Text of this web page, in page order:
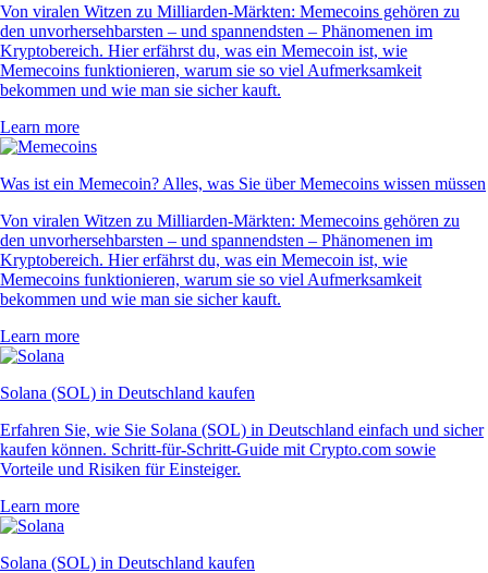
Von viralen Witzen zu Milliarden-Märkten: Memecoins gehören zu
den unvorhersehbarsten – und spannendsten – Phänomenen im
Kryptobereich. Hier erfährst du, was ein Memecoin ist, wie
Memecoins funktionieren, warum sie so viel Aufmerksamkeit
bekommen und wie man sie sicher kauft.
Learn more
Was ist ein Memecoin? Alles, was Sie über Memecoins wissen müssen
Von viralen Witzen zu Milliarden-Märkten: Memecoins gehören zu
den unvorhersehbarsten – und spannendsten – Phänomenen im
Kryptobereich. Hier erfährst du, was ein Memecoin ist, wie
Memecoins funktionieren, warum sie so viel Aufmerksamkeit
bekommen und wie man sie sicher kauft.
Learn more
Solana (SOL) in Deutschland kaufen
Erfahren Sie, wie Sie Solana (SOL) in Deutschland einfach und sicher
kaufen können. Schritt-für-Schritt-Guide mit Crypto.com sowie
Vorteile und Risiken für Einsteiger.
Learn more
Solana (SOL) in Deutschland kaufen